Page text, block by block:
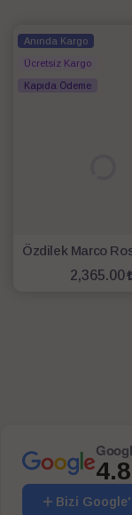
Anında Kargo
Ücretsiz Kargo
Kapıda Ödeme
2,365.00
4.8
Bizi